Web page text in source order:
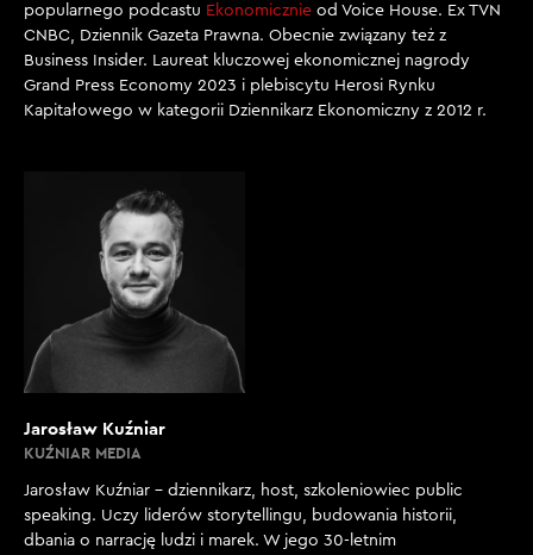
popularnego podcastu Ekonomicznie od Voice House. Ex TVN
CNBC, Dziennik Gazeta Prawna. Obecnie związany też z
Business Insider. Laureat kluczowej ekonomicznej nagrody
Grand Press Economy 2023 i plebiscytu Herosi Rynku
Kapitałowego w kategorii Dziennikarz Ekonomiczny z 2012 r.
Jarosław Kuźniar
KUŹNIAR MEDIA
Jarosław Kuźniar – dziennikarz, host, szkoleniowiec public
speaking. Uczy liderów storytellingu, budowania historii,
dbania o narrację ludzi i marek. W jego 30-letnim